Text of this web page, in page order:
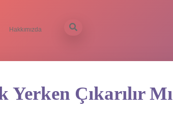
Hakkımızda
Yerken Çıkarılır Mı